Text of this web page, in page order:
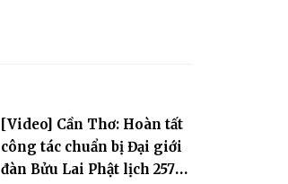
[Video] Cần Thơ: Hoàn tất
công tác chuẩn bị Đại giới
đàn Bửu Lai Phật lịch 2570,